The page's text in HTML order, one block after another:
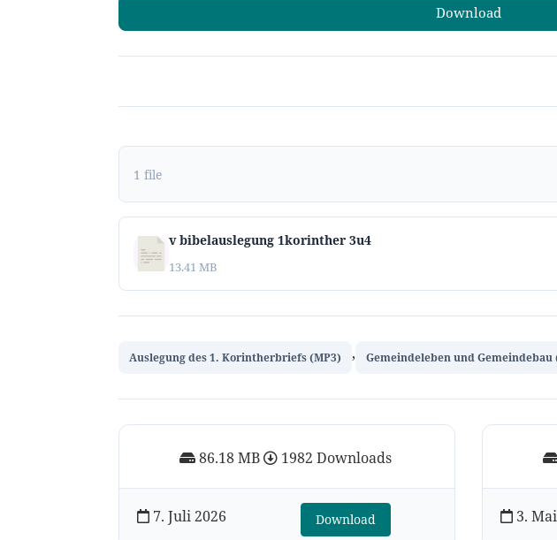
Download
1 file
v bibelauslegung 1korinther 3u4
13.41 MB
Auslegung des 1. Korintherbriefs (MP3) , Gemeindeleben und Gemeindebau
86.18 MB 1982 Downloads
7. Juli 2026 Download 3.